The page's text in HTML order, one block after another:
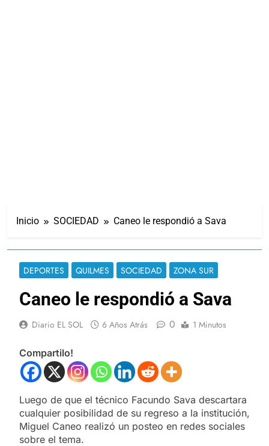
Inicio SOCIEDAD Caneo le respondió a Sava
DEPORTES QUILMES SOCIEDAD ZONA SUR
Caneo le respondió a Sava
Diario EL SOL 6 Años Atrás 0 1 Minutos
Compartilo!
Luego de que el técnico Facundo Sava descartara
cualquier posibilidad de su regreso a la institución,
Miguel Caneo realizó un posteo en redes sociales
sobre el tema.